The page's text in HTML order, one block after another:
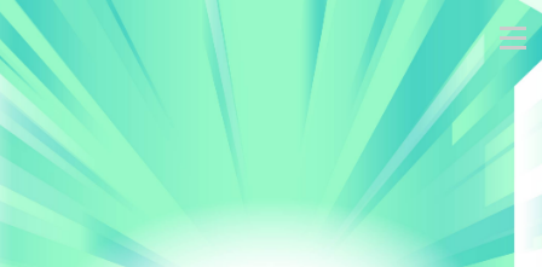
跳
到
主
要
內
容
區
塊